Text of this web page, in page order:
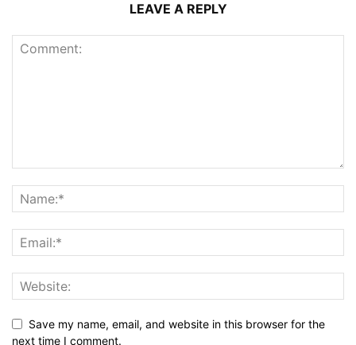
LEAVE A REPLY
Save my name, email, and website in this browser for the
next time I comment.